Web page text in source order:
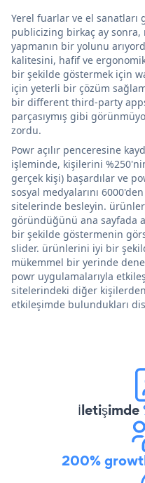
Yerel fuarlar ve el
publicizing birkaç ay sonra,
yapmanın bir yolunu
kalitesini, hafif ve
bir şekilde göstermek için
için yeterli bir çözüm
bir different third-party
parçasıymış gibi
zordu.
Powr açılır penceresine
işleminde, kişilerini
gerçek kişi) başardılar ve
sosyal medyalarını
sitelerinde besleyin.
göründüğünü ana sayfada
bir şekilde göstermenin
slider. ürünlerini iyi bir
mükemmel bir yerinde
powr uygulamalarıyla
sitelerindeki diğer
etkileşimde bulundukları
İletişimde
200%